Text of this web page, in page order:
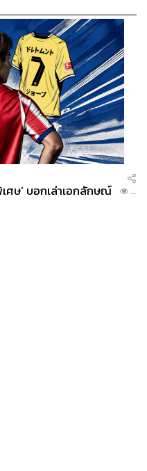
ศษ’ บอกเล่าเอกลักษณ์
...